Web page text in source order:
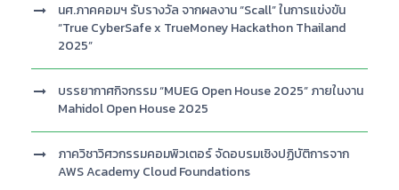
นศ.ภาคคอมฯ รับรางวัล จากผลงาน “Scall” ในการแข่งขัน
“True CyberSafe x TrueMoney Hackathon Thailand
2025”
บรรยากาศกิจกรรม “MUEG Open House 2025” ภายในงาน
Mahidol Open House 2025
ภาควิชาวิศวกรรมคอมพิวเตอร์ จัดอบรมเชิงปฏิบัติการจาก
AWS Academy Cloud Foundations